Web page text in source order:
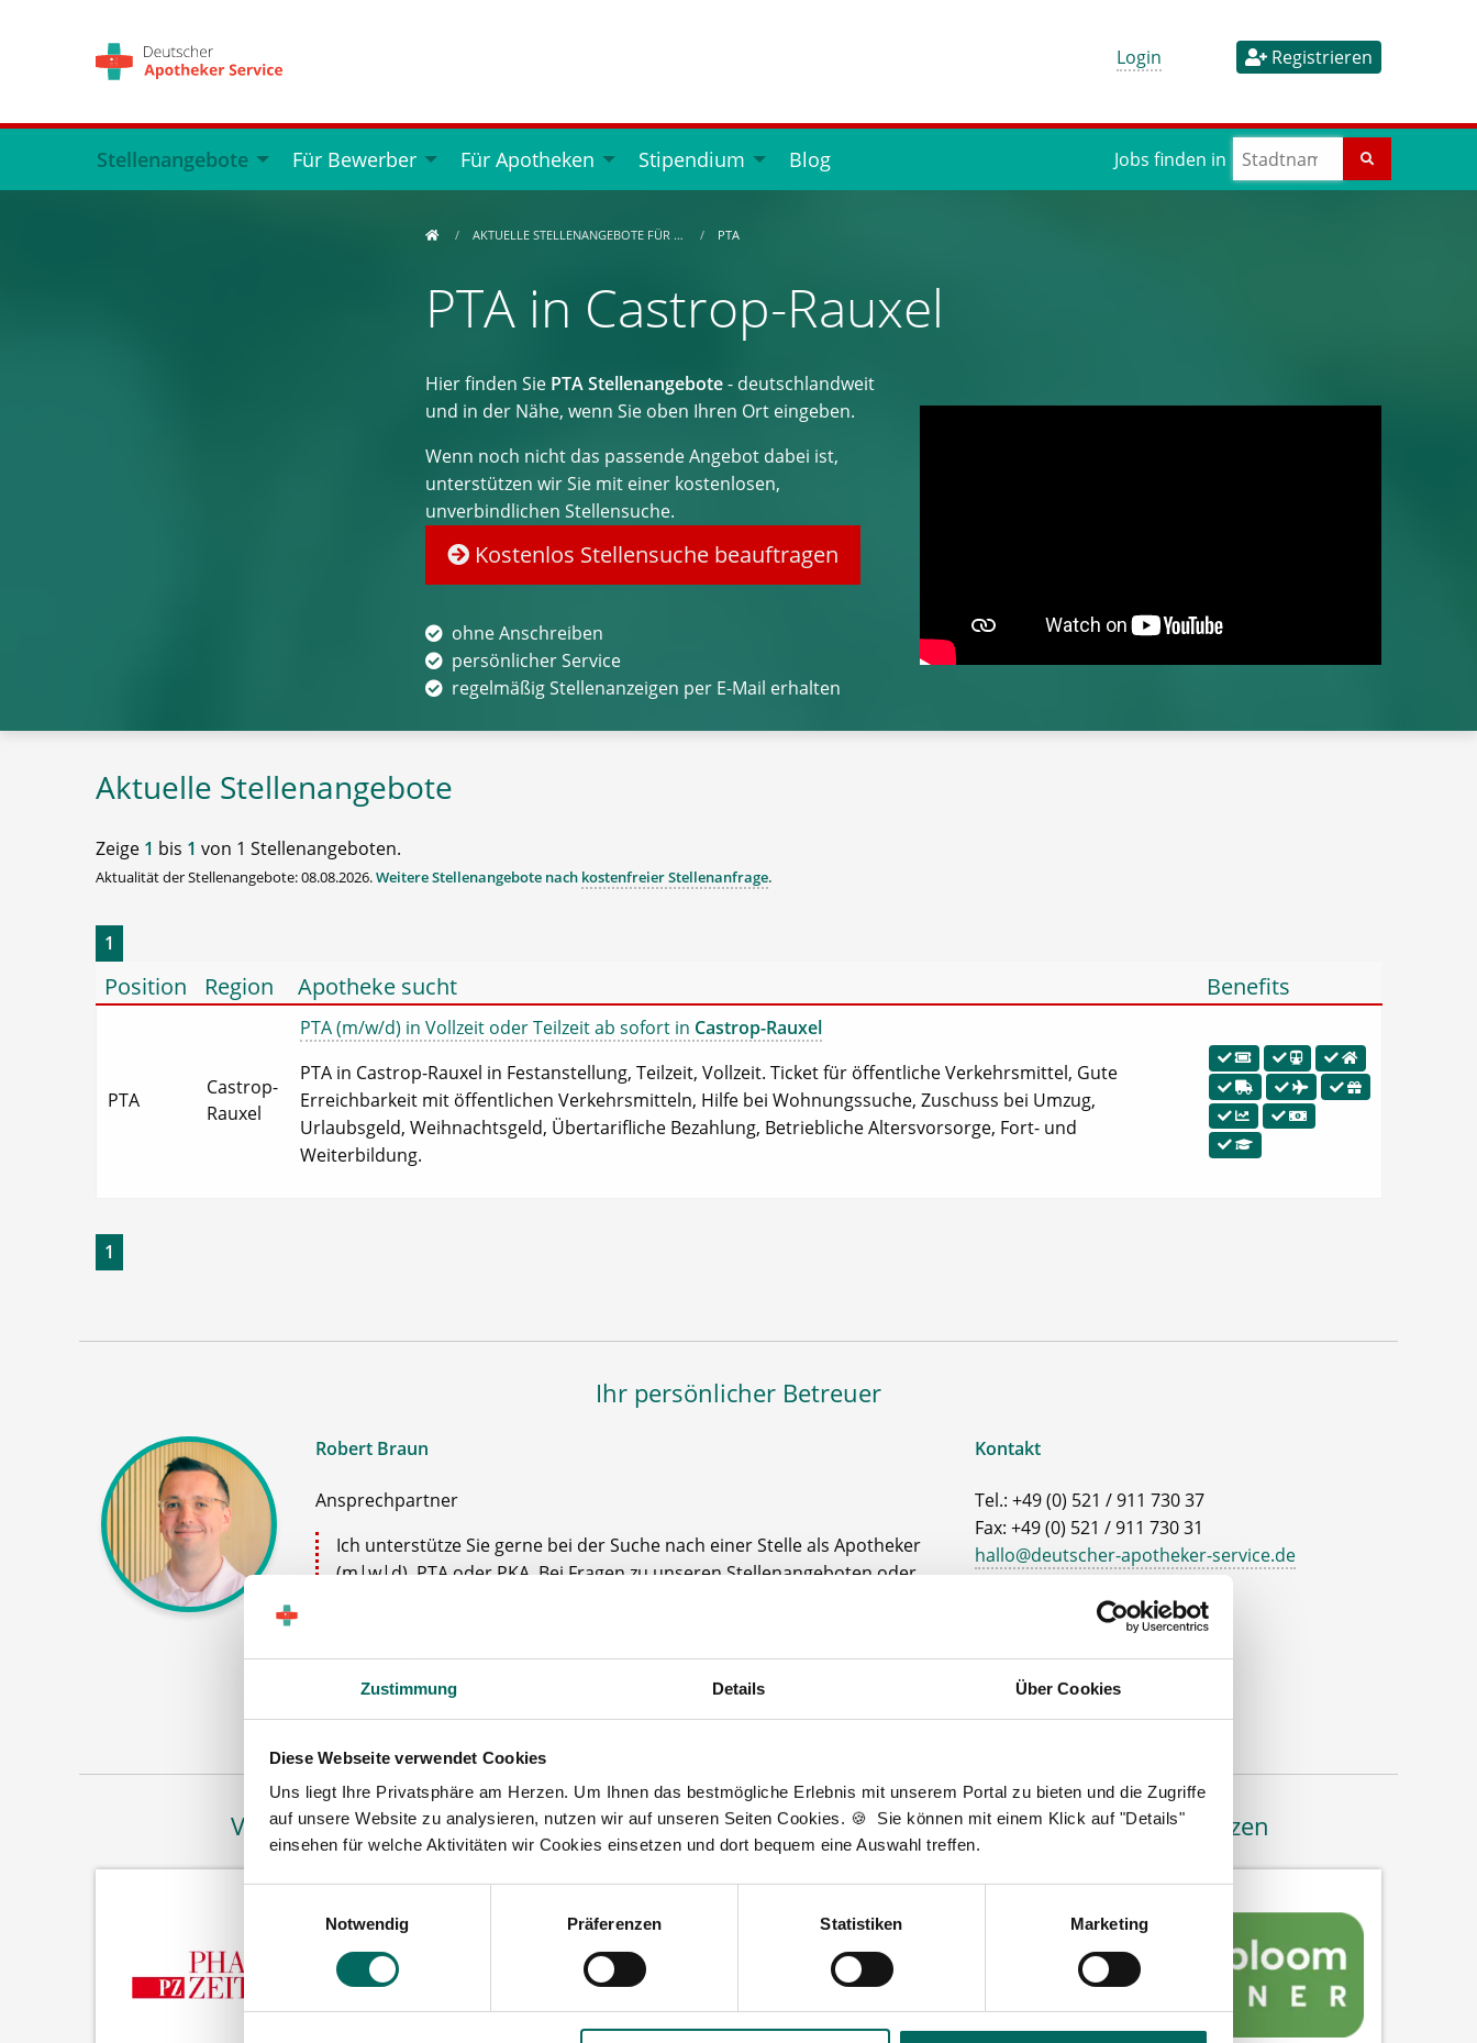
Zustimmung Details Über Cookies
Diese Webseite verwendet Cookies
Uns liegt Ihre Privatsphäre am Herzen. Um Ihnen das bestmögliche Erlebnis mit unserem Portal zu bieten und die Zugriffe
auf unsere Website zu analysieren, nutzen wir auf unseren Seiten Cookies. 🍪 Sie können mit einem Klick auf "Details"
einsehen für welche Aktivitäten wir Cookies einsetzen und dort bequem eine Auswahl treffen.
Notwendig
Präferenzen Statistiken Marketing
Login Registrieren
Stellenangebote Für Bewerber Für Apotheken Stipendium Blog Jobs finden in
AKTUELLE STELLENANGEBOTE FÜR … PTA
PTA in Castrop-Rauxel
Hier finden Sie PTA Stellenangebote- deutschlandweit
und in der Nähe, wenn Sie oben Ihren Ort eingeben.
Wenn noch nicht das passende Angebot dabei ist,
unterstützen wir Sie mit einer kostenlosen,
unverbindlichen Stellensuche.
Kostenlos Stellensuche beauftragen
ohne Anschreiben
persönlicher Service
regelmäßig Stellenanzeigen per E-Mail erhalten
Aktuelle Stellenangebote
Zeige 1 bis 1 von 1 Stellenangeboten.
Aktualität der Stellenangebote: 08.08.2026.Weitere Stellenangebote nach kostenfreier Stellenanfrage.
1
Position Region Apotheke sucht Benefits
PTA
Castrop-
Rauxel
PTA (m/w/d) in Vollzeit oder Teilzeit ab sofort in Castrop-Rauxel
PTA in Castrop-Rauxel in Festanstellung, Teilzeit, Vollzeit. Ticket für öffentliche Verkehrsmittel, Gute
Erreichbarkeit mit öffentlichen Verkehrsmitteln, Hilfe bei Wohnungssuche, Zuschuss bei Umzug,
Urlaubsgeld, Weihnachtsgeld, Übertarifliche Bezahlung, Betriebliche Altersvorsorge, Fort- und
Weiterbildung.
1
Ihr persönlicher Betreuer
Robert Braun
Ansprechpartner
Ich unterstütze Sie gerne bei der Suche nach einer Stelle als Apotheker
(m|w|d), PTA oder PKA. Bei Fragen zu unseren Stellenangeboten oder
Jetzt zur kostenlosen Stellenanfrage
Kontakt
Tel.: +49 (0) 521 / 911 730 37
Fax: +49 (0) 521 / 911 730 31
hallo@deutscher-apotheker-service.de
Johanneswerkstr. 4
Vertreten in Wir fördern Bäume pflanzen